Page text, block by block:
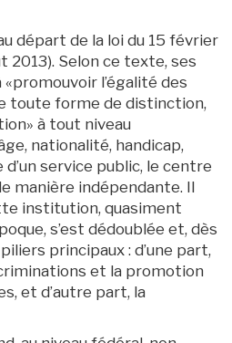
départ de la loi du 15 février
2013). Selon ce texte, ses
l’égalité des
toute forme de distinction,
à tout niveau
nationalité, handicap,
d’un service public, le centre
manière indépendante. Il
institution, quasiment
s’est dédoublée et, dès
principaux : d’une part,
et la promotion
et d’autre part, la